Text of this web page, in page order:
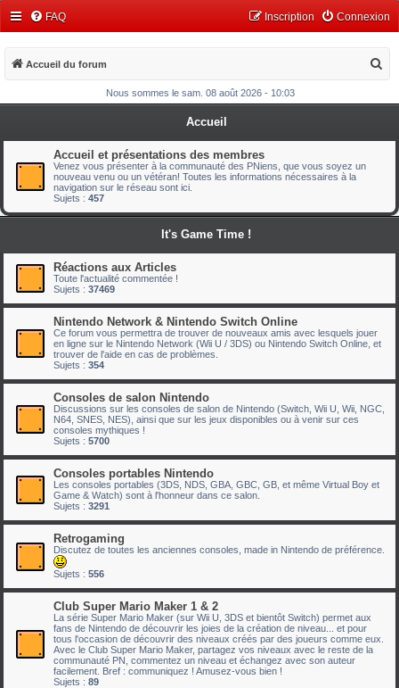
FAQ Connexion
Inscription
Accueil du forum
c
h
r
Nous sommes le sam. 08 août 2026 - 10:03
Accueil
Accueil et présentations des membres
Venez vous présenter à la communauté des PNiens, que vous soyez un
nouveau venu ou un vétéran! Toutes les informations nécessaires à la
navigation sur le réseau sont ici.
Sujets : 457
It's Game Time !
Réactions aux Articles
Toute l'actualité commentée !
Sujets : 37469
Nintendo Network & Nintendo Switch Online
Ce forum vous permettra de trouver de nouveaux amis avec lesquels jouer
en ligne sur le Nintendo Network (Wii U / 3DS) ou Nintendo Switch Online, et
trouver de l'aide en cas de problèmes.
Sujets : 354
Consoles de salon Nintendo
Discussions sur les consoles de salon de Nintendo (Switch, Wii U, Wii, NGC,
N64, SNES, NES), ainsi que sur les jeux disponibles ou à venir sur ces
consoles mythiques !
Sujets : 5700
Consoles portables Nintendo
Les consoles portables (3DS, NDS, GBA, GBC, GB, et même Virtual Boy et
Game & Watch) sont à l'honneur dans ce salon.
Sujets : 3291
Retrogaming
Discutez de toutes les anciennes consoles, made in Nintendo de préférence.
Sujets : 556
Club Super Mario Maker 1 & 2
La série Super Mario Maker (sur Wii U, 3DS et bientôt Switch) permet aux
fans de Nintendo de découvrir les joies de la création de niveau... et pour
tous l'occasion de découvrir des niveaux créés par des joueurs comme eux.
Avec le Club Super Mario Maker, partagez vos niveaux avec le reste de la
communauté PN, commentez un niveau et échangez avec son auteur
facilement. Bref : communiquez ! Amusez-vous bien !
Sujets : 89